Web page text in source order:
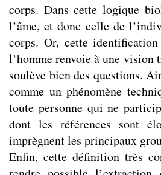
corps. Dans cette logique
l’âme, et donc celle de
corps. Or, cette
l’homme renvoie à une
soulève bien des questions.
comme un phénomène
toute personne qui ne
dont les références sont
imprègnent les principaux
Enfin, cette définition très